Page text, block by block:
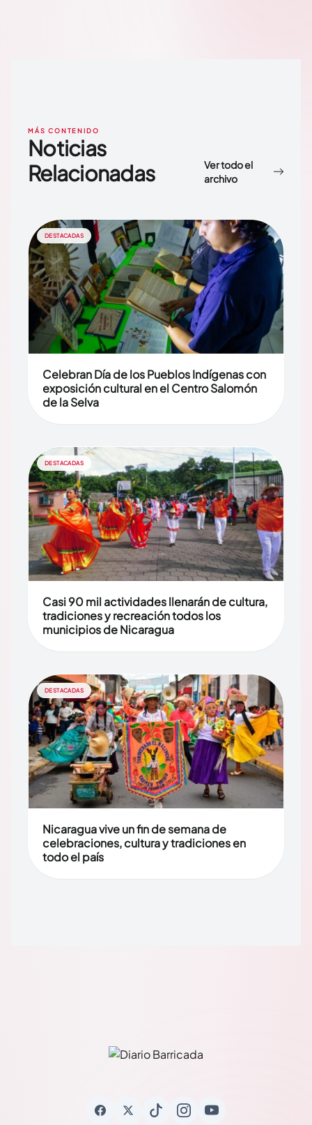
MÁS CONTENIDO
Noticias
Relacionadas
Ver todo el
archivo
DESTACADAS
Celebran Día de los Pueblos Indígenas con
exposición cultural en el Centro Salomón
de la Selva
DESTACADAS
Casi 90 mil actividades llenarán de cultura,
tradiciones y recreación todos los
municipios de Nicaragua
DESTACADAS
Nicaragua vive un fin de semana de
celebraciones, cultura y tradiciones en
todo el país